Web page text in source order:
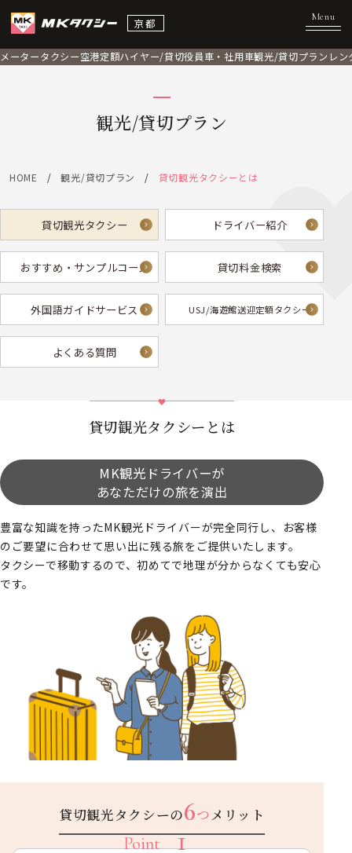
京都
メータータクシー空港定額ハイヤー/貸切役員車・社用車観光/貸切プラン レ
観光/貸切プラン
HOME 観光/貸切プラン 貸切観光タクシーとは
貸切観光タクシー ドライバー紹介
おすすめ・サンプルコース 貸切料金検索
外国語ガイドサービス USJ/海遊館送迎定額タクシー
よくある質問
貸切観光タクシーとは
MK観光ドライバーが
あなただけの旅を演出
豊富な知識を持ったMK観光ドライバーが完全同行し、お客様
のご要望に合わせて思い出に残る旅をご提供いたします。
タクシーで移動するので、初めてで地理が分からなくても安心
です。
貸切観光タクシーの6つ メリット